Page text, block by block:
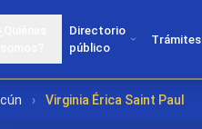
Directorio
público
Trámites
› Virginia Érica Saint Paul